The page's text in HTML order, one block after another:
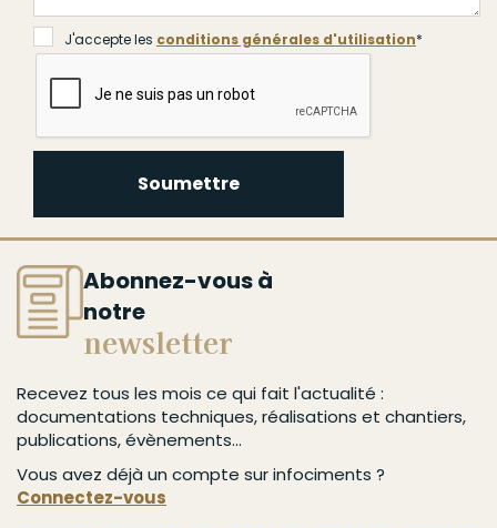
J'accepte les conditions générales d'utilisation*
Soumettre
Abonnez-vous à
notre
newsletter
Recevez tous les mois ce qui fait l'actualité :
documentations techniques, réalisations et chantiers,
publications, évènements...
Vous avez déjà un compte sur infociments ?
Connectez-vous